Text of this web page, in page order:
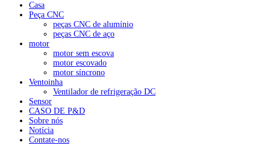
Casa
Peça CNC
peças CNC de alumínio
peças CNC de aço
motor
motor sem escova
motor escovado
motor síncrono
Ventoinha
Ventilador de refrigeração DC
Sensor
CASO DE P&D
Sobre nós
Notícia
Contate-nos